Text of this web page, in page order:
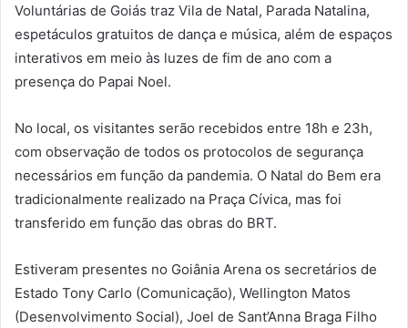
Voluntárias de Goiás traz Vila de Natal, Parada Natalina,
espetáculos gratuitos de dança e música, além de espaços
interativos em meio às luzes de fim de ano com a
presença do Papai Noel.
No local, os visitantes serão recebidos entre 18h e 23h,
com observação de todos os protocolos de segurança
necessários em função da pandemia. O Natal do Bem era
tradicionalmente realizado na Praça Cívica, mas foi
transferido em função das obras do BRT.
Estiveram presentes no Goiânia Arena os secretários de
Estado Tony Carlo (Comunicação), Wellington Matos
(Desenvolvimento Social), Joel de Sant’Anna Braga Filho